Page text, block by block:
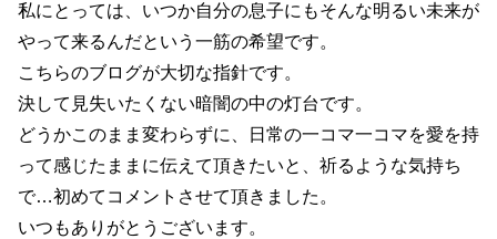
私にとっては、いつか自分の息子にもそんな明るい未来が
やって来るんだという一筋の希望です。
こちらのブログが大切な指針です。
決して見失いたくない暗闇の中の灯台です。
どうかこのまま変わらずに、日常の一コマ一コマを愛を持
って感じたままに伝えて頂きたいと、祈るような気持ち
で…初めてコメントさせて頂きました。
いつもありがとうございます。